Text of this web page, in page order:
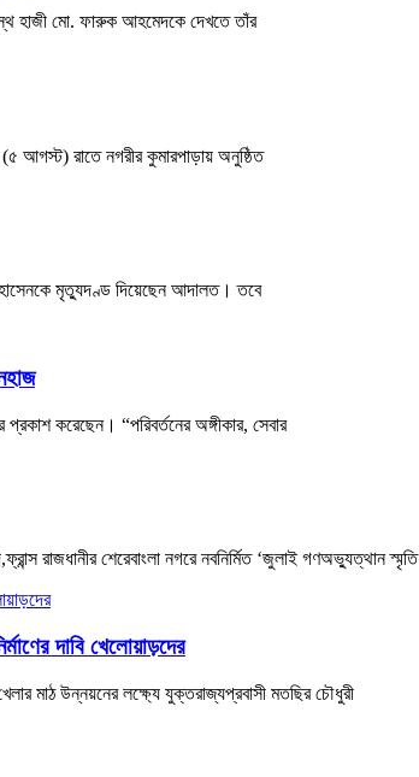
হাজী মো. ফারুক আহমেদকে দেখতে তাঁর
আগস্ট) রাতে নগরীর কুমারপাড়ায় অনুষ্ঠিত
হোসেনকে মৃত্যুদণ্ড দিয়েছেন আদালত। তবে
প্রকাশ করেছেন। “পরিবর্তনের অঙ্গীকার, সেবার
রাজধানীর শেরেবাংলা নগরে নবনির্মিত ‘জুলাই গণঅভ্যুত্থান স্মৃতি
দাবি খেলোয়াড়দের
মাঠ উন্নয়নের লক্ষ্যে যুক্তরাজ্যপ্রবাসী মতছির চৌধুরী